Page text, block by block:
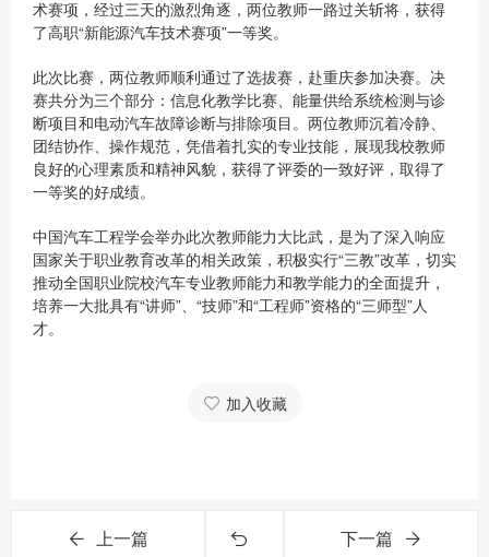
术赛项，经过三天的激烈角逐，两位教师一路过关斩将，获得
了高职“新能源汽车技术赛项”一等奖。
此次比赛，两位教师顺利通过了选拔赛，赴重庆参加决赛。决
赛共分为三个部分：信息化教学比赛、能量供给系统检测与诊
断项目和电动汽车故障诊断与排除项目。两位教师沉着冷静、
团结协作、操作规范，凭借着扎实的专业技能，展现我校教师
良好的心理素质和精神风貌，获得了评委的一致好评，取得了
一等奖的好成绩。
中国汽车工程学会举办此次教师能力大比武，是为了深入响应
国家关于职业教育改革的相关政策，积极实行“三教”改革，切实
推动全国职业院校汽车专业教师能力和教学能力的全面提升，
培养一大批具有“讲师”、“技师”和“工程师”资格的“三师型”人
才。
加入收藏
上一篇 下一篇